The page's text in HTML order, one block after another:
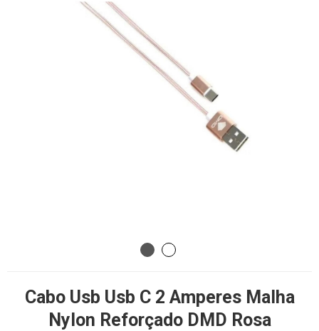
Cabo Usb Usb C 2 Amperes Malha
Nylon Reforçado DMD Rosa